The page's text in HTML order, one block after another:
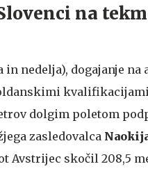
na
nedelja), dogajanje na
dolgim poletom
zasledovalca
Avstrijec skočil 208,5